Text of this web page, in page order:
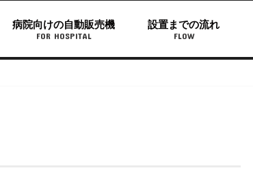
病院向けの自動販売機
FOR HOSPITAL
設置までの流れ
FLOW